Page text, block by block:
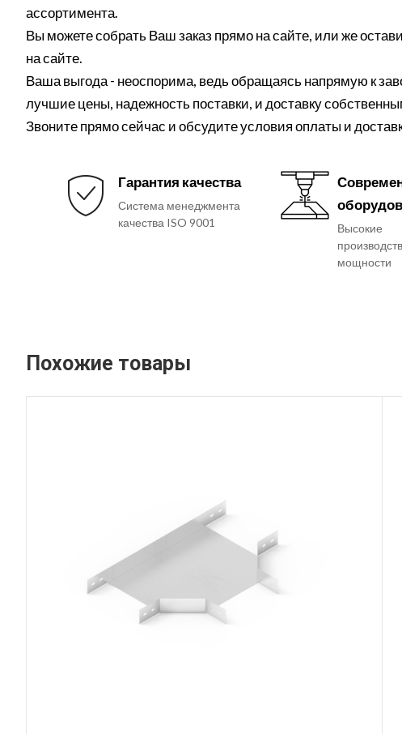
ассортимента.
Вы можете собрать Ваш заказ прямо на сайте, или же
на сайте.
Ваша выгода - неоспорима, ведь обращаясь напрямую к
лучшие цены, надежность поставки, и доставку
Звоните прямо сейчас и обсудите условия оплаты и
Гарантия качества
Система менеджмента
качества ISO 9001
Высокие
мощности
Похожие товары